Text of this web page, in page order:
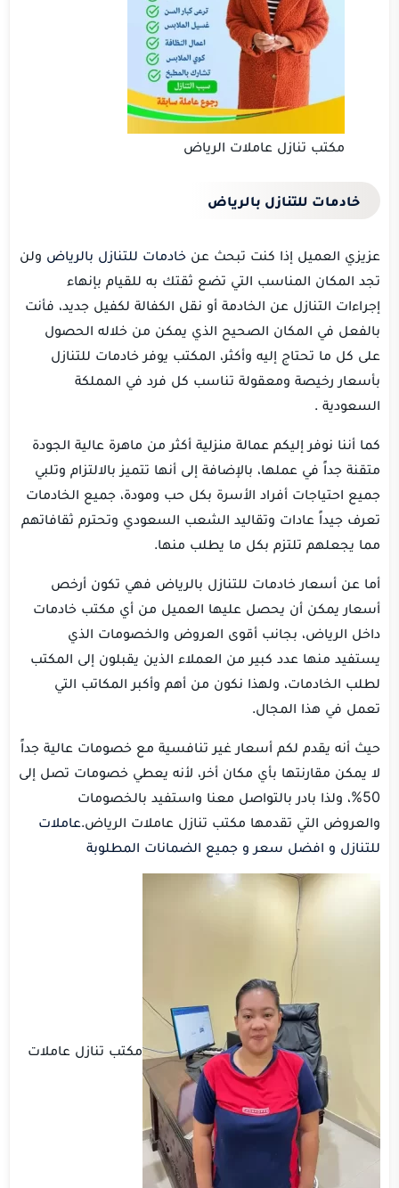
مكتب تنازل عاملات الرياض
خادمات للتنازل بالرياض
عزيزي العميل إذا كنت تبحث عن خادمات للتنازل بالرياض ولن
تجد المكان المناسب التي تضع ثقتك به للقيام بإنهاء
إجراءات التنازل عن الخادمة أو نقل الكفالة لكفيل جديد، فأنت
بالفعل في المكان الصحيح الذي يمكن من خلاله الحصول
على كل ما تحتاج إليه وأكثر، المكتب يوفر خادمات للتنازل
بأسعار رخيصة ومعقولة تناسب كل فرد في المملكة
السعودية .
كما أننا نوفر إليكم عمالة منزلية أكثر من ماهرة عالية الجودة
متقنة جداً في عملها، بالإضافة إلى أنها تتميز بالالتزام وتلبي
جميع احتياجات أفراد الأسرة بكل حب ومودة، جميع الخادمات
تعرف جيداً عادات وتقاليد الشعب السعودي وتحترم ثقافاتهم
مما يجعلهم تلتزم بكل ما يطلب منها.
أما عن أسعار خادمات للتنازل بالرياض فهي تكون أرخص
أسعار يمكن أن يحصل عليها العميل من أي مكتب خادمات
داخل الرياض، بجانب أقوى العروض والخصومات الذي
يستفيد منها عدد كبير من العملاء الذين يقبلون إلى المكتب
لطلب الخادمات، ولهذا نكون من أهم وأكبر المكاتب التي
تعمل في هذا المجال.
حيث أنه يقدم لكم أسعار غير تنافسية مع خصومات عالية جداً
لا يمكن مقارنتها بأي مكان أخر، لأنه يعطي خصومات تصل إلى
50%، ولذا بادر بالتواصل معنا واستفيد بالخصومات
والعروض التي تقدمها مكتب تنازل عاملات الرياض.عاملات
للتنازل و افضل سعر و جميع الضمانات المطلوبة
مكتب تنازل عاملات